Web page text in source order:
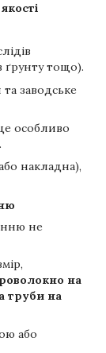
ґрунту тощо).
заводське
особливо
накладна),
не
на
труби на
або